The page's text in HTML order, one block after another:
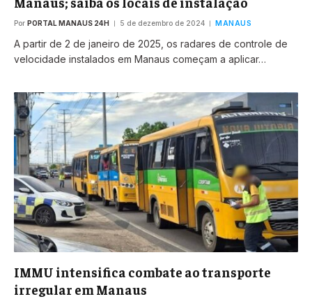
Por PORTAL MANAUS 24H 5 de dezembro de 2024 MANAUS
A partir de 2 de janeiro de 2025, os radares de controle de
velocidade instalados em Manaus começam a aplicar…
IMMU intensifica combate ao transporte
irregular em Manaus